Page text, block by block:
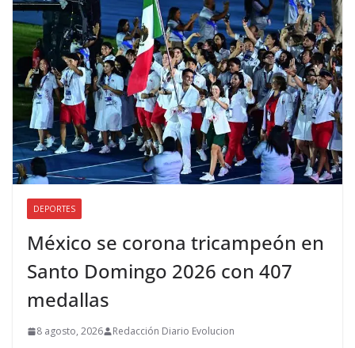
DEPORTES
México se corona tricampeón en
Santo Domingo 2026 con 407
medallas
8 agosto, 2026 Redacción Diario Evolucion